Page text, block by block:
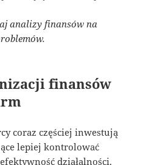
analizy finansów na
finansów
coraz częściej inwestują
lepiej kontrolować
działalności.